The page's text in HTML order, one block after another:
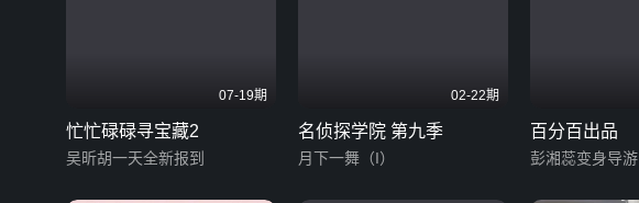
07-19期
忙忙碌碌寻宝藏2
吴昕胡一天全新报到
02-22期
名侦探学院 第九季
月下一舞（I）
百分百出品
彭湘蕊变身导游